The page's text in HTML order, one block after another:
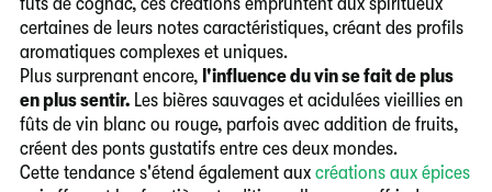
certaines de leurs notes caractéristiques, créant des profils
aromatiques complexes et uniques.
Plus surprenant encore, l'influence du vin se fait de plus
en plus sentir.Les bières sauvages et acidulées vieillies en
fûts de vin blanc ou rouge, parfois avec addition de fruits,
créent des ponts gustatifs entre ces deux mondes.
Cette tendance s'étend également auxcréations aux épices